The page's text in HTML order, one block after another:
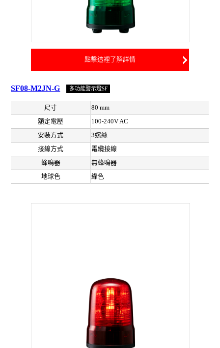
點擊這裡了解詳情
SF08-M2JN-G 多功能警示燈SF
尺寸
80 mm
額定電壓
100-240V AC
安裝方式
3螺絲
接線方式
電纜接線
蜂鳴器
無蜂鳴器
地球色
綠色